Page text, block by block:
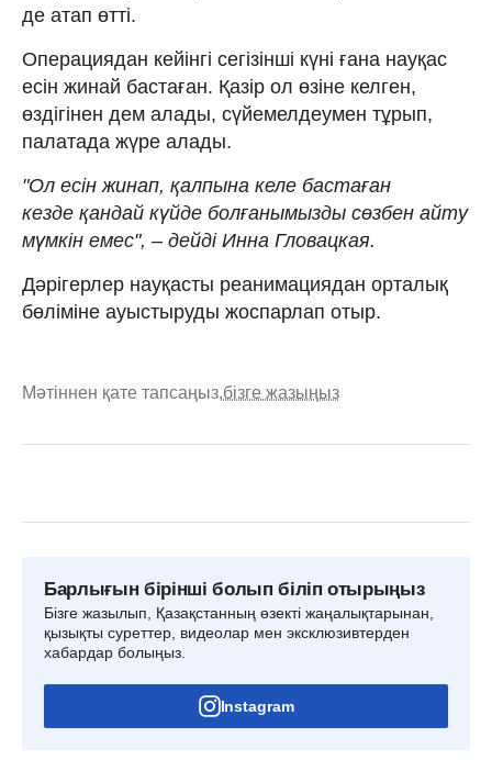
де атап өтті.
Операциядан кейінгі сегізінші күні ғана науқас
есін жинай бастаған. Қазір ол өзіне келген,
өздігінен дем алады, сүйемелдеумен тұрып,
палатада жүре алады.
"Ол есін жинап, қалпына келе бастаған
кезде қандай күйде болғанымызды сөзбен айту
мүмкін емес", – дейді Инна Гловацкая.
Дәрігерлер науқасты реанимациядан орталық
бөліміне ауыстыруды жоспарлап отыр.
Мәтіннен қате тапсаңыз,бізге жазыңыз
Барлығын бірінші болып біліп отырыңыз
Бізге жазылып, Қазақстанның өзекті жаңалықтарынан,
қызықты суреттер, видеолар мен эксклюзивтерден
хабардар болыңыз.
Instagram